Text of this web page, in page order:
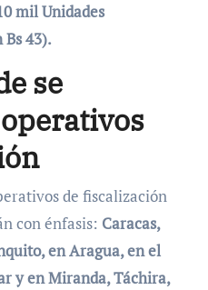
mil Unidades
43).
se
de fiscalización
con énfasis: Caracas,
en Aragua, en el
y en Miranda, Táchira,